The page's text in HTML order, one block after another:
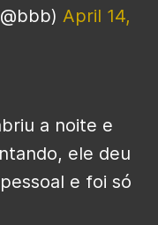
April 14,
a noite e
ele deu
e foi só